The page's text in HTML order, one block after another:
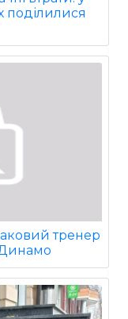
поділилися
тренер